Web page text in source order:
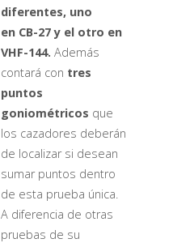
diferentes, uno
en CB-27 y el otro en
VHF-144. Además
contará con tres
puntos
goniométricos que
los cazadores deberán
de localizar si desean
sumar puntos dentro
de esta prueba única.
A diferencia de otras
pruebas de su